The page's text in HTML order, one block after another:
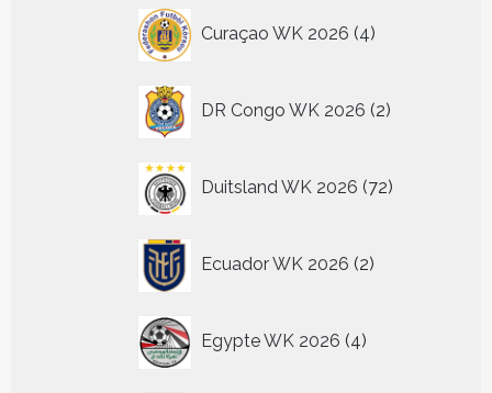
Curaçao WK 2026 4
producten
DR Congo WK 2026 2
producten
Duitsland WK 2026 72
producten
Ecuador WK 2026 2
producten
Egypte WK 2026 4
producten